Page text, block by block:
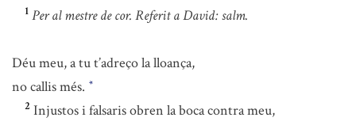
1 Per al mestre de cor. Referit a David: salm.
Déu meu, a tu t’adreço la lloança,
no callis més. *
2 Injustos i falsaris obren la boca contra meu,